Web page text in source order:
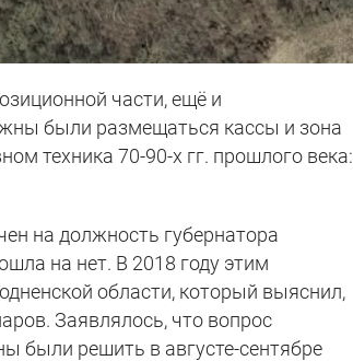
части, ещё и
были размещаться кассы и зона
техника 70-90-х гг. прошлого века:
на должность губернатора
на нет. В 2018 году этим
области, который выяснил,
Заявлялось, что вопрос
были решить в августе-сентябре